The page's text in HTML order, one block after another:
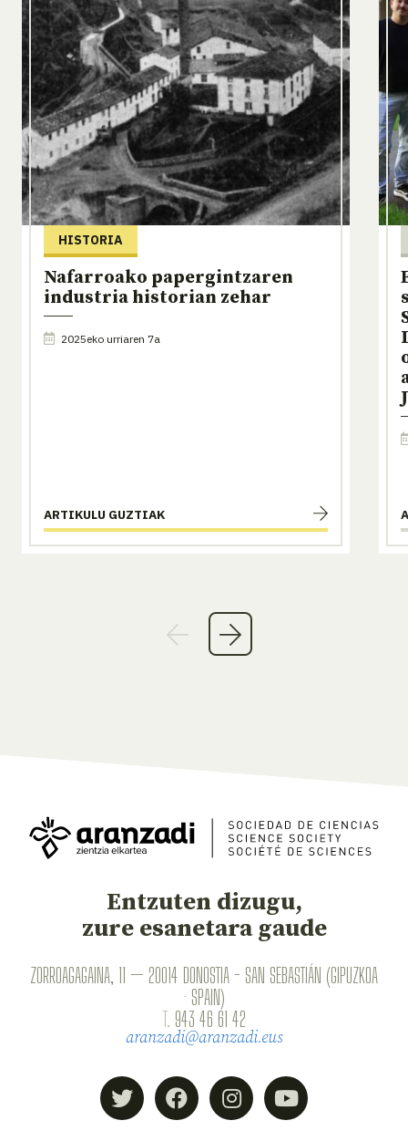
HISTORIA
Nafarroako papergintzaren
industria historian zehar
2025eko urriaren 7a
ARTIKULU GUZTIAK
Entzuten dizugu,
zure esanetara gaude
ZORROAGAGAINA, 11 — 20014 DONOSTIA - SAN SEBASTIÁN (GIPUZKOA
· SPAIN)
T. 943 46 61 42
aranzadi@aranzadi.eus